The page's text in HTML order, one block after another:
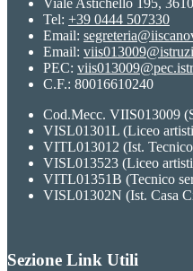
Tel: +39 0444 507330
Email:
Email:
PEC:
C.F.: 80016610240
Cod.Mecc. VIIS013009
VISL01301L (Liceo
VITL013012 (Ist.
VISL013523 (Liceo
VITL01351B (Tecnico
VISL01302N (Ist. Casa
Sezione Link Utili